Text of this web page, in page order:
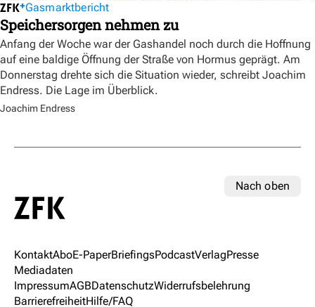
Gasmarktbericht
Speichersorgen nehmen zu
Anfang der Woche war der Gashandel noch durch die Hoffnung
auf eine baldige Öffnung der Straße von Hormus geprägt. Am
Donnerstag drehte sich die Situation wieder, schreibt Joachim
Endress. Die Lage im Überblick.
Joachim Endress
Nach oben
KontaktAboE-PaperBriefingsPodcastVerlagPresse
Mediadaten
ImpressumAGBDatenschutzWiderrufsbelehrung
BarrierefreiheitHilfe/FAQ